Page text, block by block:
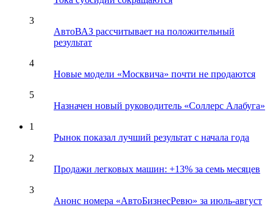
3
АвтоВАЗ рассчитывает на положительный
результат
4
Новые модели «Москвича» почти не продаются
5
Назначен новый руководитель «Соллерс Алабуга»
1
Рынок показал лучший результат с начала года
2
Продажи легковых машин: +13% за семь месяцев
3
Анонс номера «АвтоБизнесРевю» за июль-август